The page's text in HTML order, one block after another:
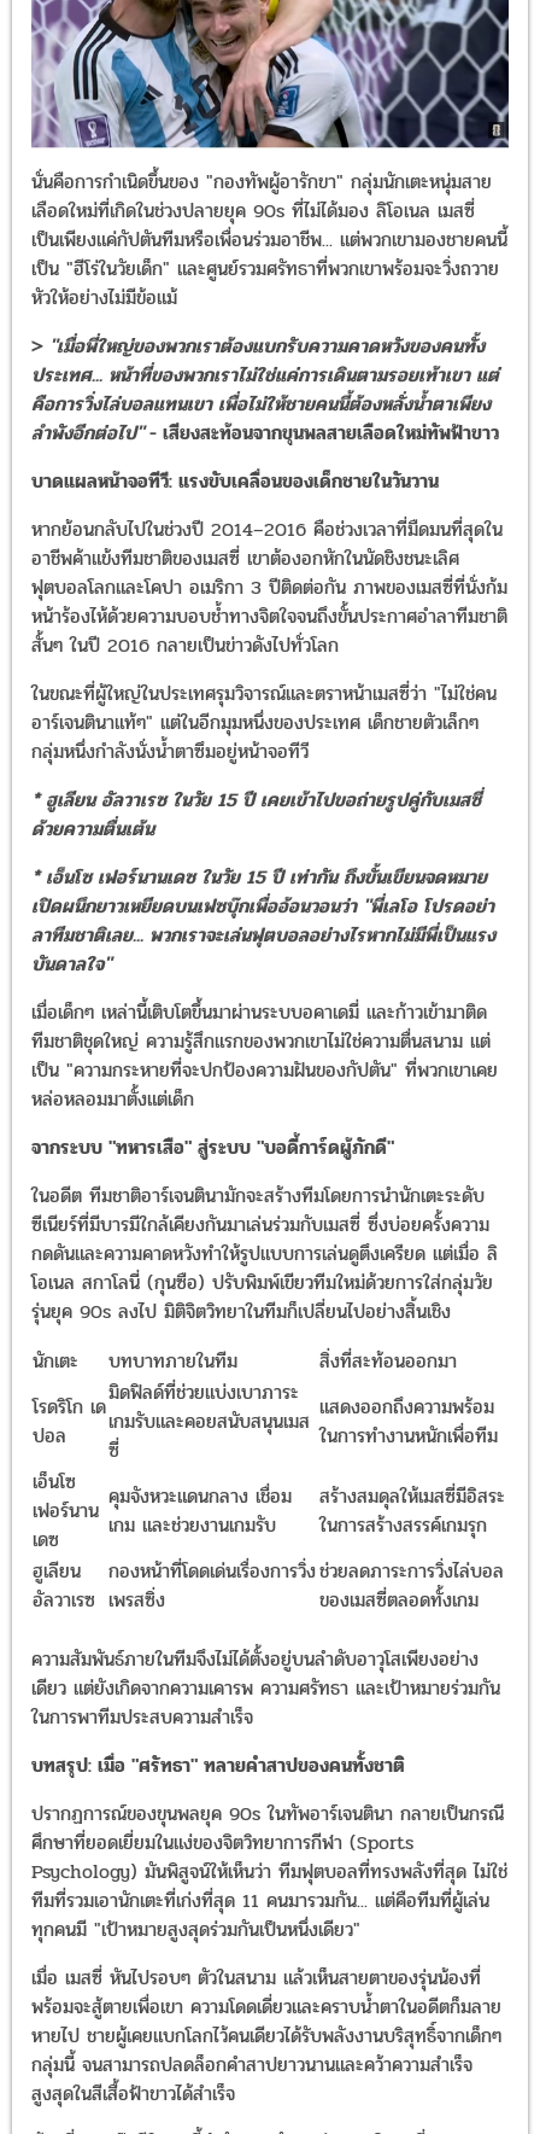
นั่นคือการกำเนิดขึ้นของ "กองทัพผู้อารักขา" กลุ่มนักเตะหนุ่มสาย
เลือดใหม่ที่เกิดในช่วงปลายยุค 90s ที่ไม่ได้มอง ลิโอเนล เมสซี่
เป็นเพียงแค่กัปตันทีมหรือเพื่อนร่วมอาชีพ... แต่พวกเขามองชายคนนี้
เป็น "ฮีโร่ในวัยเด็ก" และศูนย์รวมศรัทธาที่พวกเขาพร้อมจะวิ่งถวาย
หัวให้อย่างไม่มีข้อแม้
> "เมื่อพี่ใหญ่ของพวกเราต้องแบกรับความคาดหวังของคนทั้ง
ประเทศ... หน้าที่ของพวกเราไม่ใช่แค่การเดินตามรอยเท้าเขา แต่
คือการวิ่งไล่บอลแทนเขา เพื่อไม่ให้ชายคนนี้ต้องหลั่งน้ำตาเพียง
ลำพังอีกต่อไป"- เสียงสะท้อนจากขุนพลสายเลือดใหม่ทัพฟ้าขาว
บาดแผลหน้าจอทีวี: แรงขับเคลื่อนของเด็กชายในวันวาน
หากย้อนกลับไปในช่วงปี 2014–2016 คือช่วงเวลาที่มืดมนที่สุดใน
อาชีพค้าแข้งทีมชาติของเมสซี่ เขาต้องอกหักในนัดชิงชนะเลิศ
ฟุตบอลโลกและโคปา อเมริกา 3 ปีติดต่อกัน ภาพของเมสซี่ที่นั่งก้ม
หน้าร้องไห้ด้วยความบอบช้ำทางจิตใจจนถึงขั้นประกาศอำลาทีมชาติ
สั้นๆ ในปี 2016 กลายเป็นข่าวดังไปทั่วโลก
ในขณะที่ผู้ใหญ่ในประเทศรุมวิจารณ์และตราหน้าเมสซี่ว่า "ไม่ใช่คน
อาร์เจนตินาแท้ๆ" แต่ในอีกมุมหนึ่งของประเทศ เด็กชายตัวเล็กๆ
กลุ่มหนึ่งกำลังนั่งน้ำตาซึมอยู่หน้าจอทีวี
* ฮูเลียน อัลวาเรซ ในวัย 15 ปี เคยเข้าไปขอถ่ายรูปคู่กับเมสซี่
ด้วยความตื่นเต้น
* เอ็นโซ เฟอร์นานเดซ ในวัย 15 ปี เท่ากัน ถึงขั้นเขียนจดหมาย
เปิดผนึกยาวเหยียดบนเฟซบุ๊กเพื่ออ้อนวอนว่า "พี่เลโอ โปรดอย่า
ลาทีมชาติเลย... พวกเราจะเล่นฟุตบอลอย่างไรหากไม่มีพี่เป็นแรง
บันดาลใจ"
เมื่อเด็กๆ เหล่านี้เติบโตขึ้นมาผ่านระบบอคาเดมี่ และก้าวเข้ามาติด
ทีมชาติชุดใหญ่ ความรู้สึกแรกของพวกเขาไม่ใช่ความตื่นสนาม แต่
เป็น "ความกระหายที่จะปกป้องความฝันของกัปตัน" ที่พวกเขาเคย
หล่อหลอมมาตั้งแต่เด็ก
จากระบบ "ทหารเสือ" สู่ระบบ "บอดี้การ์ดผู้ภักดี"
ในอดีต ทีมชาติอาร์เจนตินามักจะสร้างทีมโดยการนำนักเตะระดับ
ซีเนียร์ที่มีบารมีใกล้เคียงกันมาเล่นร่วมกับเมสซี่ ซึ่งบ่อยครั้งความ
กดดันและความคาดหวังทำให้รูปแบบการเล่นดูตึงเครียด แต่เมื่อ ลิ
โอเนล สกาโลนี่ (กุนซือ) ปรับพิมพ์เขียวทีมใหม่ด้วยการใส่กลุ่มวัย
รุ่นยุค 90s ลงไป มิติจิตวิทยาในทีมก็เปลี่ยนไปอย่างสิ้นเชิง
นักเตะ
บทบาทภายในทีม
สิ่งที่สะท้อนออกมา
โรดริโก เด
ปอล
มิดฟิลด์ที่ช่วยแบ่งเบาภาระ
เกมรับและคอยสนับสนุนเมส
ซี่
แสดงออกถึงความพร้อม
ในการทำงานหนักเพื่อทีม
เอ็นโซ
เฟอร์นาน
เดซ
คุมจังหวะแดนกลาง เชื่อม
เกม และช่วยงานเกมรับ
สร้างสมดุลให้เมสซี่มีอิสระ
ในการสร้างสรรค์เกมรุก
ฮูเลียน
อัลวาเรซ
กองหน้าที่โดดเด่นเรื่องการวิ่ง
เพรสซิ่ง
ช่วยลดภาระการวิ่งไล่บอล
ของเมสซี่ตลอดทั้งเกม
ความสัมพันธ์ภายในทีมจึงไม่ได้ตั้งอยู่บนลำดับอาวุโสเพียงอย่าง
เดียว แต่ยังเกิดจากความเคารพ ความศรัทธา และเป้าหมายร่วมกัน
ในการพาทีมประสบความสำเร็จ
บทสรุป: เมื่อ "ศรัทธา" ทลายคำสาปของคนทั้งชาติ
ปรากฏการณ์ของขุนพลยุค 90s ในทัพอาร์เจนตินา กลายเป็นกรณี
ศึกษาที่ยอดเยี่ยมในแง่ของจิตวิทยาการกีฬา (Sports
Psychology) มันพิสูจน์ให้เห็นว่า ทีมฟุตบอลที่ทรงพลังที่สุด ไม่ใช่
ทีมที่รวมเอานักเตะที่เก่งที่สุด 11 คนมารวมกัน... แต่คือทีมที่ผู้เล่น
ทุกคนมี "เป้าหมายสูงสุดร่วมกันเป็นหนึ่งเดียว"
เมื่อ เมสซี่ หันไปรอบๆ ตัวในสนาม แล้วเห็นสายตาของรุ่นน้องที่
พร้อมจะสู้ตายเพื่อเขา ความโดดเดี่ยวและคราบน้ำตาในอดีตก็มลาย
หายไป ชายผู้เคยแบกโลกไว้คนเดียวได้รับพลังงานบริสุทธิ์จากเด็กๆ
กลุ่มนี้ จนสามารถปลดล็อกคำสาปยาวนานและคว้าความสำเร็จ
สูงสุดในสีเสื้อฟ้าขาวได้สำเร็จ